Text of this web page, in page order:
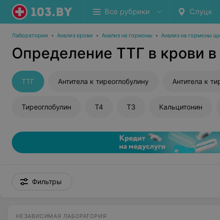
Все рубрики Слуцк
Лаборатории • Анализ крови • Анализ на гормоны • Анализ на гормоны
Определение ТТГ в крови
ТТГ Антитела к тиреоглобулину Антитела к
Тиреоглобулин Т4 Т3 Кальцитонин
Фильтры
НЕЗАВИСИМАЯ ЛАБОРАТОРИЯ